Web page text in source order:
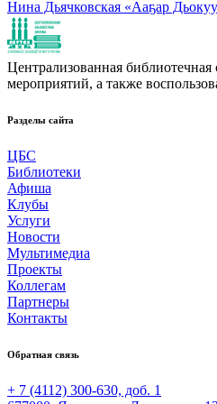
Нина Дьячковская «Ааҕар
Централизованная
мероприятий, а также
Разделы сайта
ЦБС
Библиотеки
Афиша
Клубы
Услуги
Новости
Мультимедиа
Проекты
Коллегам
Партнеры
Контакты
Обратная связь
+ 7 (4112) 300-630, доб. 1